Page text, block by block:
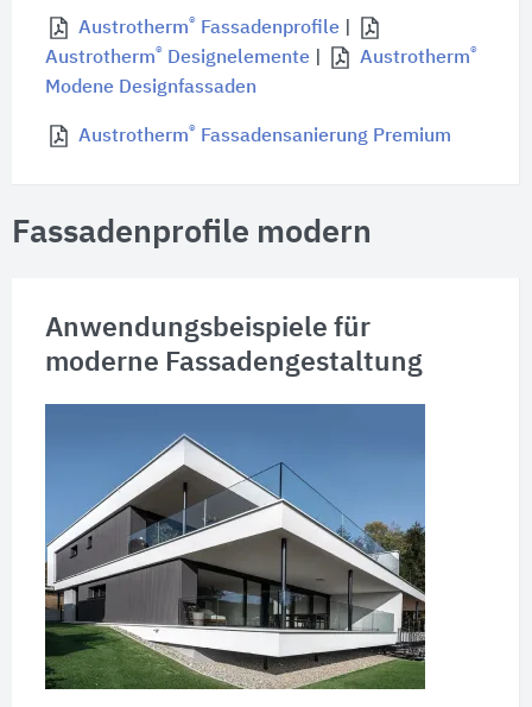
Austrotherm® Fassadenprofile|
Austrotherm® Designelemente| Austrotherm®
Modene Designfassaden
Austrotherm® Fassadensanierung Premium
Fassadenprofile modern
Anwendungsbeispiele für
moderne Fassadengestaltung